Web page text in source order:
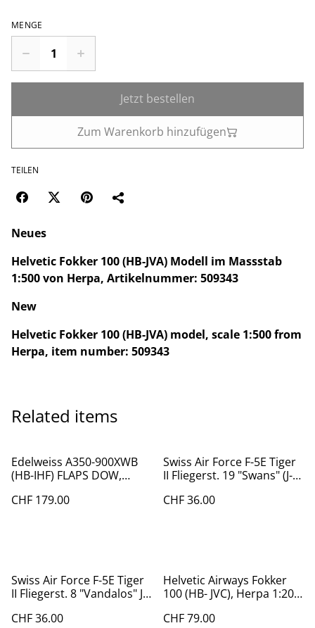
MENGE
Jetzt bestellen
Zum Warenkorb hinzufügen
TEILEN
Neues
Helvetic Fokker 100 (HB-JVA) Modell im Massstab
1:500 von Herpa, Artikelnummer: 509343
New
Helvetic Fokker 100 (HB-JVA) model, scale 1:500 from
Herpa, item number: 509343
Related items
Edelweiss A350-900XWB
(HB-IHF) FLAPS DOW,
CHF 179.00
Swiss Air Force F-5E Tiger
II Fliegerst. 19 "Swans" (J-
CHF 36.00
Swiss Air Force F-5E Tiger
II Fliegerst. 8 "Vandalos" J-
CHF 36.00
Helvetic Airways Fokker
100 (HB- JVC), Herpa 1:200,
CHF 79.00